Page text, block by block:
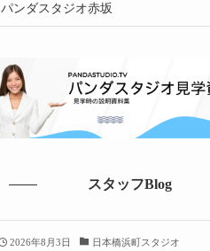
パンダスタジオ赤坂
スタッフBlog
2026年8月3日 日本橋浜町スタジオ